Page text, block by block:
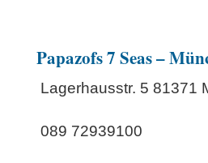
Papazofs 7 Seas –
Lagerhausstr. 5 81371
089 72939100